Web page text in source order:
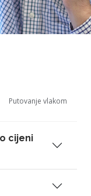
Putovanje vlakom
cijeni